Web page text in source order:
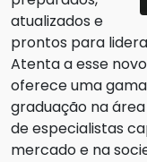
atualizados e
prontos para
Atenta a esse
oferece uma
graduação na
de especialistas
mercado e na